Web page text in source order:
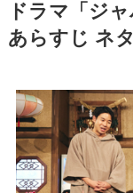
ドラマ「ジ
あらすじ ネ